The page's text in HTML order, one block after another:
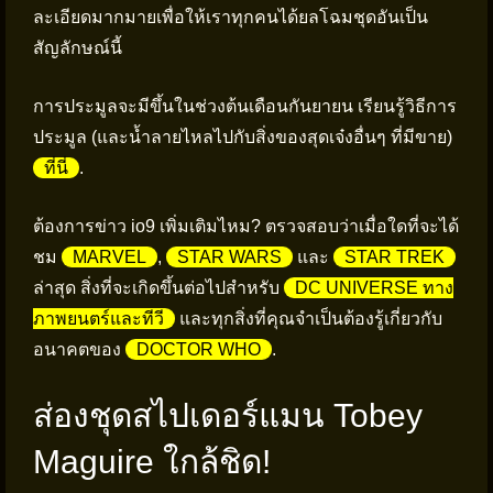
ละเอียดมากมายเพื่อให้เราทุกคนได้ยลโฉมชุดอันเป็น
สัญลักษณ์นี้
การประมูลจะมีขึ้นในช่วงต้นเดือนกันยายน เรียนรู้วิธีการ
ประมูล (และน้ำลายไหลไปกับสิ่งของสุดเจ๋งอื่นๆ ที่มีขาย)
ที่นี่
.
ต้องการข่าว io9 เพิ่มเติมไหม? ตรวจสอบว่าเมื่อใดที่จะได้
ชม
MARVEL , STAR WARS และ
STAR TREK
ล่าสุด สิ่งที่จะเกิดขึ้นต่อไปสำหรับ
DC UNIVERSE ทาง
ภาพยนตร์และทีวี
และทุกสิ่งที่คุณจำเป็นต้องรู้เกี่ยวกับ
อนาคตของ
DOCTOR WHO .
ส่องชุดสไปเดอร์แมน Tobey
Maguire ใกล้ชิด!